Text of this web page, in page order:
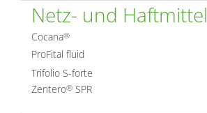
Netz- und Haftmittel
Cocana®
ProFital fluid
Trifolio S-forte
Zentero®SPR